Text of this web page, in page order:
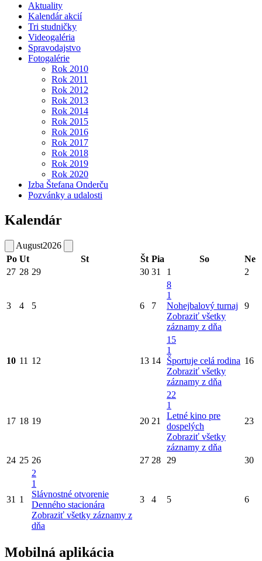
Aktuality
Kalendár akcií
Tri studničky
Videogaléria
Spravodajstvo
Fotogalérie
Rok 2010
Rok 2011
Rok 2012
Rok 2013
Rok 2014
Rok 2015
Rok 2016
Rok 2017
Rok 2018
Rok 2019
Rok 2020
Izba Štefana Onderču
Pozvánky a udalosti
Kalendár
August2026
Po Ut St Št Pia So
Ne
27 28 29 30 31 1 2
3 4 5 6 7
8
1
Nohejbalový turnaj
Zobraziť všetky
záznamy z dňa
9
10 11 12 13 14
15
1
Športuje celá rodina
Zobraziť všetky
záznamy z dňa
16
17 18 19 20 21
22
1
Letné kino pre
dospelých
Zobraziť všetky
záznamy z dňa
23
24 25 26 27 28 29 30
31 1
2
1
Slávnostné otvorenie
Denného stacionára
Zobraziť všetky záznamy z
dňa
3 4 5 6
Mobilná aplikácia